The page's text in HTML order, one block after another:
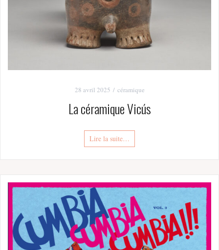
28 avril 2025 céramique
La céramique Vicús
Lire la suite…